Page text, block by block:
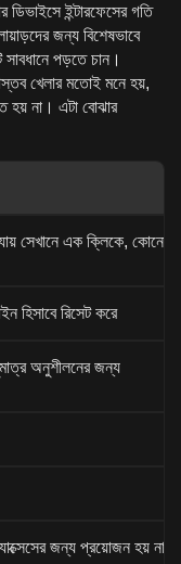
ইন্টারফেসের গতি
জন্য বিশেষভাবে
পড়তে চান।
খেলার মতোই মনে হয়,
হয় না। এটা বোঝার
সেখানে এক ক্লিকে, কোনো
হিসাবে রিসেট করে
অনুশীলনের জন্য
জন্য প্রয়োজন হয় না